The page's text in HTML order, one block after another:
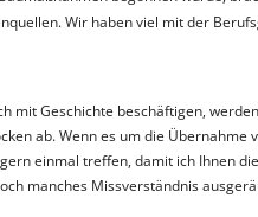
Wir haben viel mit der
mit Geschichte beschäftigen,
ab. Wenn es um die
einmal treffen, damit ich Ihnen
manches Missverständnis